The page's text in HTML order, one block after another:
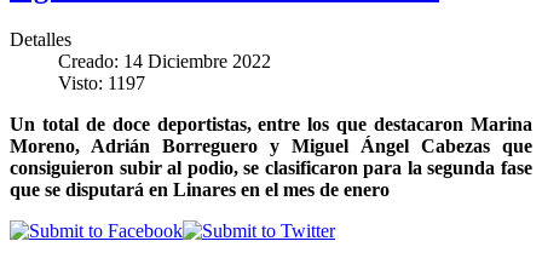
Detalles
Creado: 14 Diciembre 2022
Visto: 1197
Un total de doce deportistas, entre los que destacaron Marina
Moreno, Adrián Borreguero y Miguel Ángel Cabezas que
consiguieron subir al podio, se clasificaron para la segunda fase
que se disputará en Linares en el mes de enero